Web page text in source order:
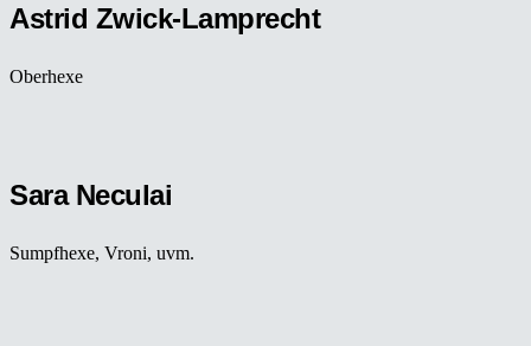
Astrid Zwick-Lamprecht
Oberhexe
Sara Neculai
Sumpfhexe, Vroni, uvm.